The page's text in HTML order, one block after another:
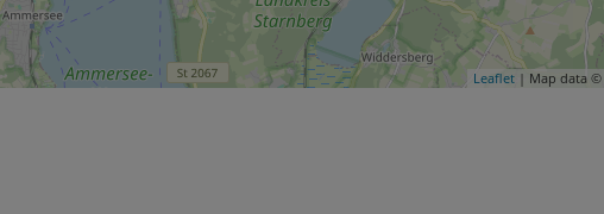
Leaflet | Map data ©